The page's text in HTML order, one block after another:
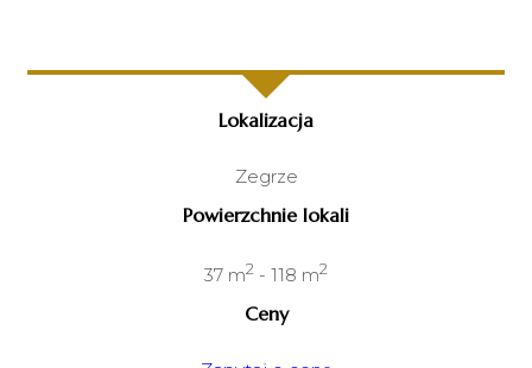
Lokalizacja
Zegrze
Powierzchnie lokali
37 m2 - 118 m2
Ceny